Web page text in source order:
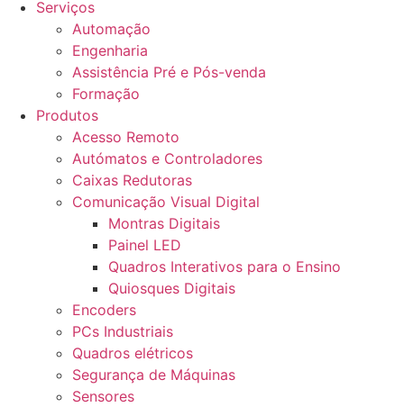
Serviços
Automação
Engenharia
Assistência Pré e Pós-venda
Formação
Produtos
Acesso Remoto
Autómatos e Controladores
Caixas Redutoras
Comunicação Visual Digital
Montras Digitais
Painel LED
Quadros Interativos para o Ensino
Quiosques Digitais
Encoders
PCs Industriais
Quadros elétricos
Segurança de Máquinas
Sensores